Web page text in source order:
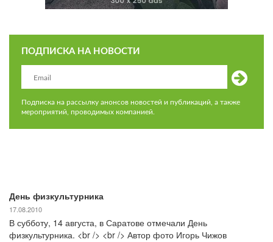
ПОДПИСКА НА НОВОСТИ
Подписка на рассылку анонсов новостей и публикаций, а также
мероприятий, проводимых компанией.
День физкультурника
17.08.2010
В субботу, 14 августа, в Саратове отмечали День
физкультурника. <br /> <br /> Автор фото Игорь Чижов